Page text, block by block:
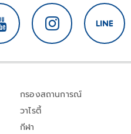
กรองสถานการณ์
วาไรตี้
กีฬา